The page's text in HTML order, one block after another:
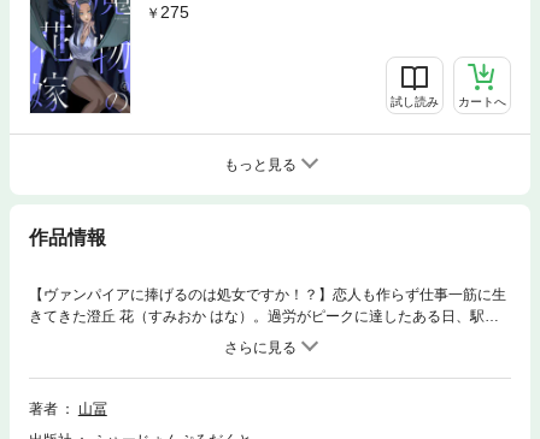
275
試し読み カートへ
もっと見る
作品情報
【ヴァンパイアに捧げるのは処女ですか！？】恋人も作らず仕事一筋に生
きてきた澄丘 花（すみおか はな）。過労がピークに達したある日、駅の
ホームから転落。気がつくと、幼い頃に読んだおとぎ話の世界へ転移して
いた。身一つで怪我もしていた花は絵本の主人公・フローラに助けられ
る。しかし彼女の兄・ニコラスに捕まり、人喰いバケモノへの生贄にされ
てしまった。吸血鬼だという男に血を吸われたかと思うと、途端に体が熱
著者
山冨